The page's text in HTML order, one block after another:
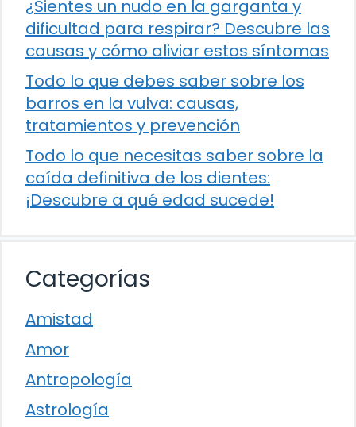
¿Sientes un nudo en la garganta y
dificultad para respirar? Descubre las
causas y cómo aliviar estos síntomas
Todo lo que debes saber sobre los
barros en la vulva: causas,
tratamientos y prevención
Todo lo que necesitas saber sobre la
caída definitiva de los dientes:
¡Descubre a qué edad sucede!
Categorías
Amistad
Amor
Antropología
Astrología